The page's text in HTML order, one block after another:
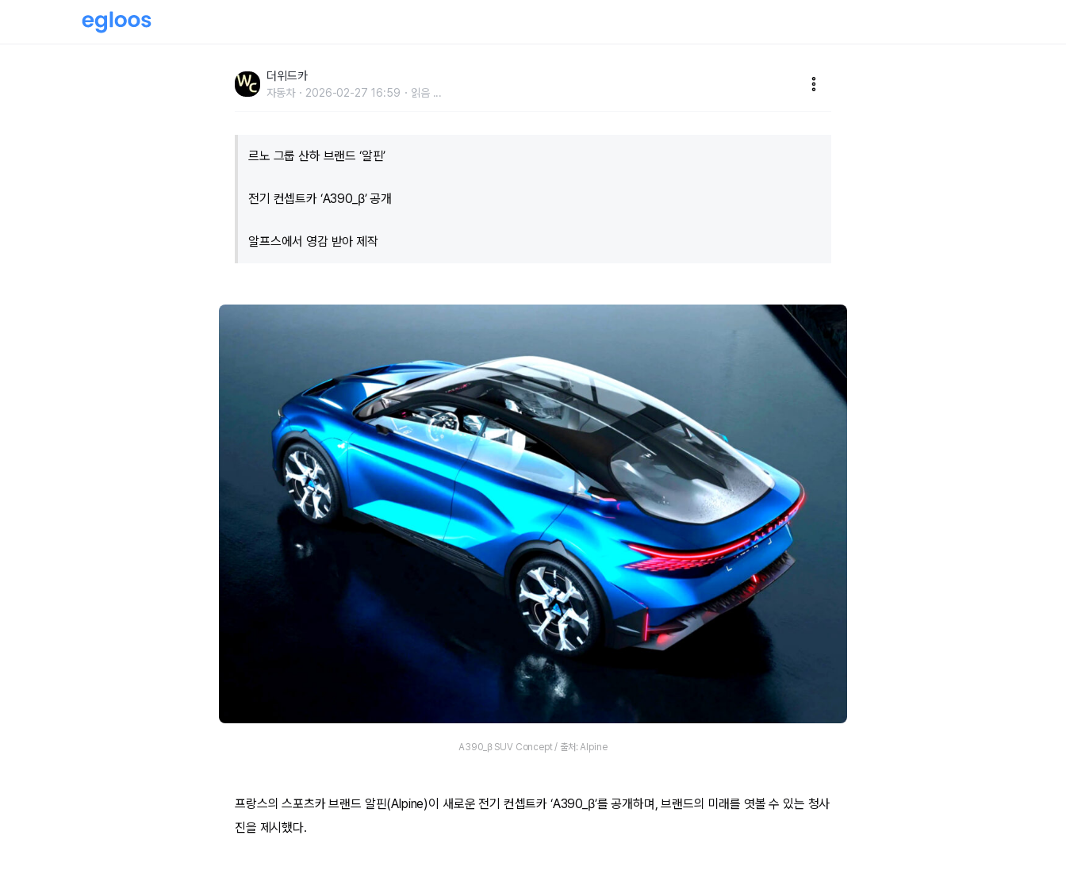
더위드카
자동차 2026-02-27 16:59 읽음 ...
르노 그룹 산하 브랜드 ‘알핀’
전기 컨셉트카 ‘A390_β’ 공개
알프스에서 영감 받아 제작
A390_β SUV Concept / 출처: Alpine
프랑스의 스포츠카 브랜드 알핀(Alpine)이 새로운 전기 컨셉트카 ‘A390_β’를 공개하며, 브랜드의 미래를 엿볼 수 있는 청사
진을 제시했다.